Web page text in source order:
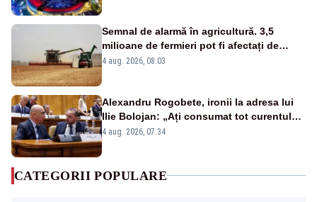
Semnal de alarmă în agricultură. 3,5
milioane de fermieri pot fi afectați de
strategia pentru conservarea
4 aug. 2026, 08:03
Alexandru Rogobete, ironii la adresa lui
Ilie Bolojan: „Ați consumat tot curentul
urmărind șobolani imaginari”
4 aug. 2026, 07:34
CATEGORII POPULARE